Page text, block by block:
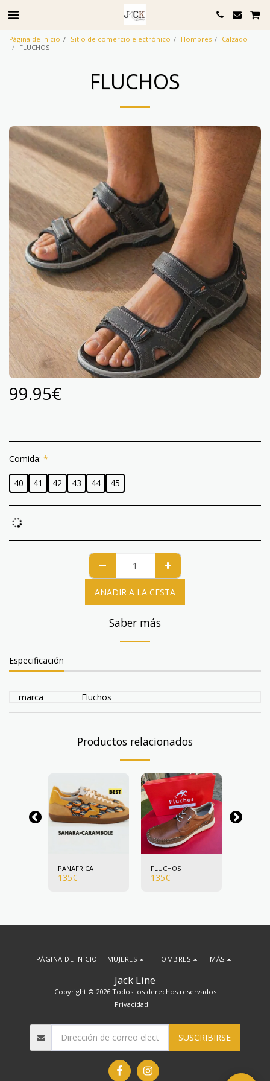
Página de inicio Sitio de comercio electrónico Hombres
Calzado
FLUCHOS
FLUCHOS
99.95€
Comida: *
40 41 42 43 44 45
AÑADIR A LA CESTA
Saber más
Especificación
marca Fluchos
Productos relacionados
PANAFRICA
135€
FLUCHOS
135€
Jack Line
Copyright © 2026 Todos los derechos reservados
Privacidad
PÁGINA DE INICIO MUJERES HOMBRES MÁS
SUSCRIBIRSE